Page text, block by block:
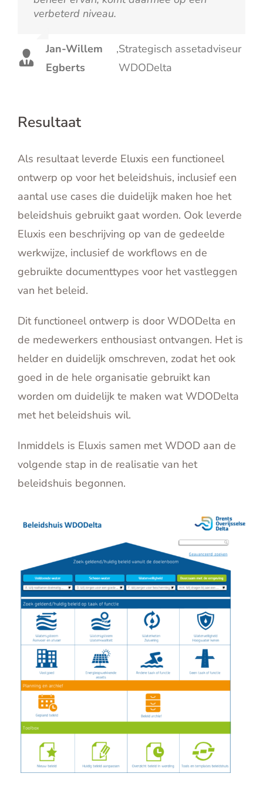
verbeterd niveau.
Jan-Willem
Egberts
,Strategisch assetadviseur
WDODelta
Resultaat
Als resultaat leverde Eluxis een functioneel
ontwerp op voor het beleidshuis, inclusief een
aantal use cases die duidelijk maken hoe het
beleidshuis gebruikt gaat worden. Ook leverde
Eluxis een beschrijving op van de gedeelde
werkwijze, inclusief de workflows en de
gebruikte documenttypes voor het vastleggen
van het beleid.
Dit functioneel ontwerp is door WDODelta en
de medewerkers enthousiast ontvangen. Het is
helder en duidelijk omschreven, zodat het ook
goed in de hele organisatie gebruikt kan
worden om duidelijk te maken wat WDODelta
met het beleidshuis wil.
Inmiddels is Eluxis samen met WDOD aan de
volgende stap in de realisatie van het
beleidshuis begonnen.